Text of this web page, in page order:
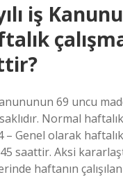
iş
69 uncu
Normal
– Genel olarak
saattir. Aksi
haftanın